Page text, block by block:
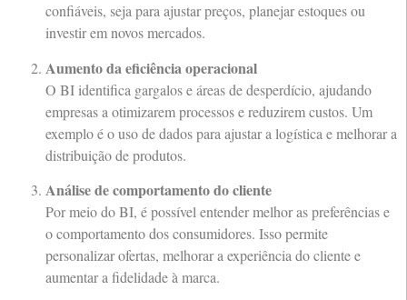
confiáveis, seja para ajustar preços, planejar estoques ou
investir em novos mercados.
Aumento da eficiência operacional
O BI identifica gargalos e áreas de desperdício, ajudando
empresas a otimizarem processos e reduzirem custos. Um
exemplo é o uso de dados para ajustar a logística e melhorar a
distribuição de produtos.
Análise de comportamento do cliente
Por meio do BI, é possível entender melhor as preferências e
o comportamento dos consumidores. Isso permite
personalizar ofertas, melhorar a experiência do cliente e
aumentar a fidelidade à marca.